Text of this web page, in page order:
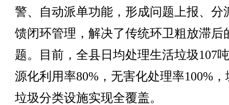
警、自动派单功能，形成问题上报、分
馈闭环管理，解决了传统环卫粗放滞后
题。目前，全县日均处理生活垃圾107
源化利用率80%，无害化处理率100%，
垃圾分类设施实现全覆盖。